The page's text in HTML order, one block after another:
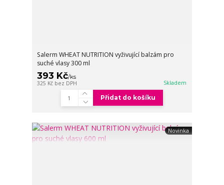
Salerm WHEAT NUTRITION vyživující balzám pro
suché vlasy 300 ml
393 Kč/ks
325 Kč bez DPH Skladem
Přidat do košíku
Novinka